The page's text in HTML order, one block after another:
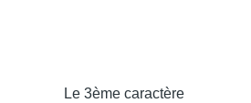
Le 3ème caractère